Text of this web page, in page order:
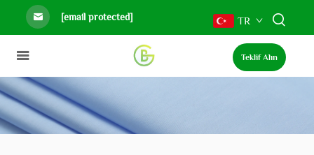
[email protected] TR
Teklif Alın